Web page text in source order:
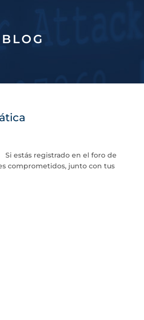
BLOG
estás registrado en el foro de
comprometidos, junto con tus